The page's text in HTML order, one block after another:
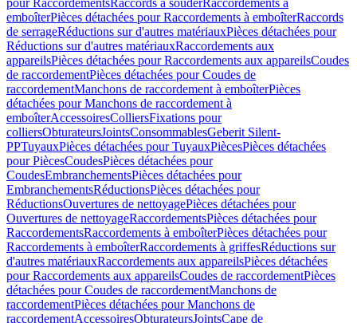
pour RaccordementsRaccords à souderRaccordements à
emboîterPièces détachées pour Raccordements à emboîterRaccords
de serrageRéductions sur d'autres matériauxPièces détachées pour
Réductions sur d'autres matériauxRaccordements aux
appareilsPièces détachées pour Raccordements aux appareilsCoudes
de raccordementPièces détachées pour Coudes de
raccordementManchons de raccordement à emboîterPièces
détachées pour Manchons de raccordement à
emboîterAccessoiresColliersFixations pour
colliersObturateursJointsConsommablesGeberit Silent-
PPTuyauxPièces détachées pour TuyauxPiècesPièces détachées
pour PiècesCoudesPièces détachées pour
CoudesEmbranchementsPièces détachées pour
EmbranchementsRéductionsPièces détachées pour
RéductionsOuvertures de nettoyagePièces détachées pour
Ouvertures de nettoyageRaccordementsPièces détachées pour
RaccordementsRaccordements à emboîterPièces détachées pour
Raccordements à emboîterRaccordements à griffesRéductions sur
d'autres matériauxRaccordements aux appareilsPièces détachées
pour Raccordements aux appareilsCoudes de raccordementPièces
détachées pour Coudes de raccordementManchons de
raccordementPièces détachées pour Manchons de
raccordementAccessoiresObturateursJointsCape de